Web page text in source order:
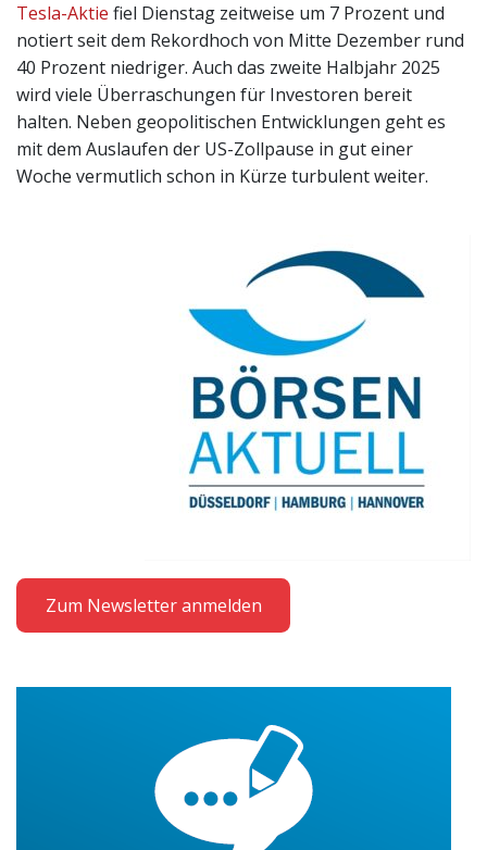
Tesla-Aktie fiel Dienstag zeitweise um 7 Prozent und
notiert seit dem Rekordhoch von Mitte Dezember rund
40 Prozent niedriger. Auch das zweite Halbjahr 2025
wird viele Überraschungen für Investoren bereit
halten. Neben geopolitischen Entwicklungen geht es
mit dem Auslaufen der US-Zollpause in gut einer
Woche vermutlich schon in Kürze turbulent weiter.
Zum Newsletter anmelden